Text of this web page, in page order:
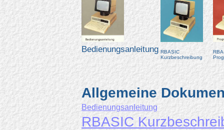
Bedienungsanleitung RBASIC
Kurzbeschreibung
Allgemeine
Bedienungsanleitung
RBASIC